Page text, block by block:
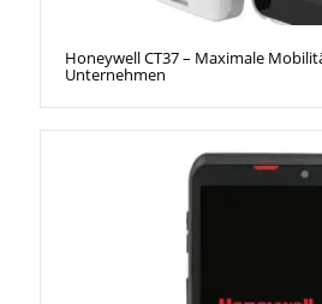
Honeywell CT37 – Maximale
Unternehmen